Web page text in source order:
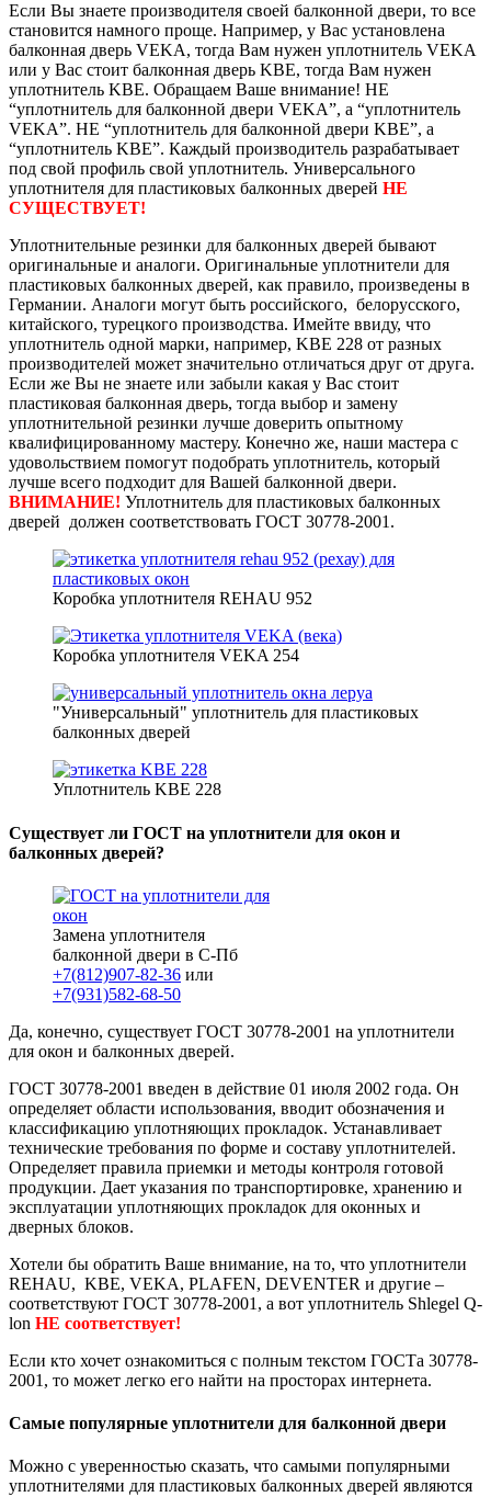
Если Вы знаете производителя своей балконной двери, то все
становится намного проще. Например, у Вас установлена
балконная дверь VEKA, тогда Вам нужен уплотнитель VEKA
или у Вас стоит балконная дверь KBE, тогда Вам нужен
уплотнитель KBE. Обращаем Ваше внимание! НЕ
“уплотнитель для балконной двери VEKA”, а “уплотнитель
VEKA”. НЕ “уплотнитель для балконной двери KBE”, а
“уплотнитель KBE”. Каждый производитель разрабатывает
под свой профиль свой уплотнитель. Универсального
уплотнителя для пластиковых балконных дверей НЕ
СУЩЕСТВУЕТ!
Уплотнительные резинки для балконных дверей бывают
оригинальные и аналоги. Оригинальные уплотнители для
пластиковых балконных дверей, как правило, произведены в
Германии. Аналоги могут быть российского, белорусского,
китайского, турецкого производства. Имейте ввиду, что
уплотнитель одной марки, например, KBE 228 от разных
производителей может значительно отличаться друг от друга.
Если же Вы не знаете или забыли какая у Вас стоит
пластиковая балконная дверь, тогда выбор и замену
уплотнительной резинки лучше доверить опытному
квалифицированному мастеру. Конечно же, наши мастера с
удовольствием помогут подобрать уплотнитель, который
лучше всего подходит для Вашей балконной двери.
ВНИМАНИЕ! Уплотнитель для пластиковых балконных
дверей должен соответствовать ГОСТ 30778-2001.
Коробка уплотнителя REHAU 952
Коробка уплотнителя VEKA 254
"Универсальный" уплотнитель для пластиковых
балконных дверей
Уплотнитель KBE 228
Существует ли ГОСТ на уплотнители для окон и
балконных дверей?
Замена уплотнителя
балконной двери в С-Пб
+7(812)907-82-36 или
+7(931)582-68-50
Да, конечно, существует ГОСТ 30778-2001 на уплотнители
для окон и балконных дверей.
ГОСТ 30778-2001 введен в действие 01 июля 2002 года. Он
определяет области использования, вводит обозначения и
классификацию уплотняющих прокладок. Устанавливает
технические требования по форме и составу уплотнителей.
Определяет правила приемки и методы контроля готовой
продукции. Дает указания по транспортировке, хранению и
эксплуатации уплотняющих прокладок для оконных и
дверных блоков.
Хотели бы обратить Ваше внимание, на то, что уплотнители
REHAU, KBE, VEKA, PLAFEN, DEVENTER и другие –
соответствуют ГОСТ 30778-2001, а вот уплотнитель Shlegel Q-
lon НЕ соответствует!
Если кто хочет ознакомиться с полным текстом ГОСТа 30778-
2001, то может легко его найти на просторах интернета.
Самые популярные уплотнители для балконной двери
Можно с уверенностью сказать, что самыми популярными
уплотнителями для пластиковых балконных дверей являются